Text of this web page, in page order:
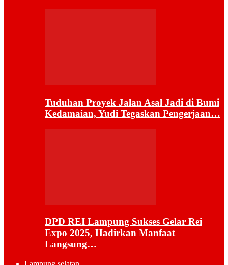
Tuduhan Proyek Jalan Asal Jadi di Bumi
Kedamaian, Yudi Tegaskan Pengerjaan…
DPD REI Lampung Sukses Gelar Rei
Expo 2025, Hadirkan Manfaat
Langsung…